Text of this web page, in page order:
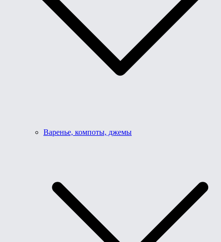
Варенье, компоты, джемы